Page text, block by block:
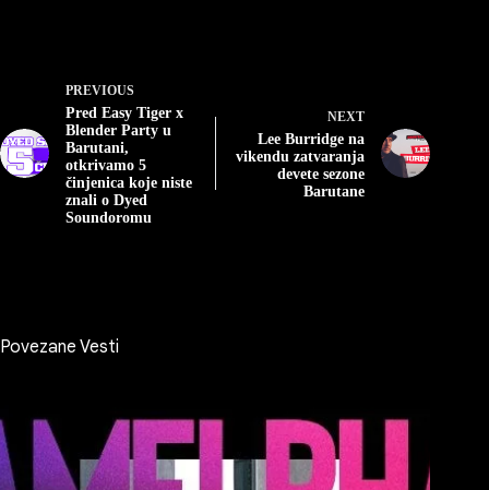
PREVIOUS
Pred Easy Tiger x
Blender Party u
Barutani,
otkrivamo 5
činjenica koje niste
znali o Dyed
Soundoromu
NEXT
Lee Burridge na
vikendu zatvaranja
devete sezone
Barutane
Povezane Vesti